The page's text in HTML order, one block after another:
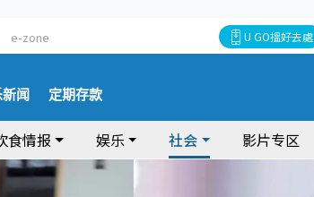
e-zone U GO搵好去處
闻 定期存款
食情报 娱乐 社会 影片专区